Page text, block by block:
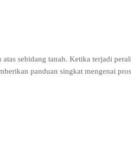
sebidang tanah. Ketika terjadi
panduan singkat mengenai